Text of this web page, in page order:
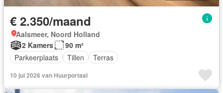
€ 2.350/maand
Aalsmeer, Noord Holland
2 Kamers
90 m²
Parkeerplaats
Tillen Terras
10 jul 2026 van Huurportaal